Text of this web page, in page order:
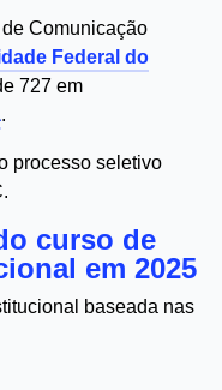
Comunicação
Federal do
727 em
.
processo seletivo
curso de
em 2025
baseada nas